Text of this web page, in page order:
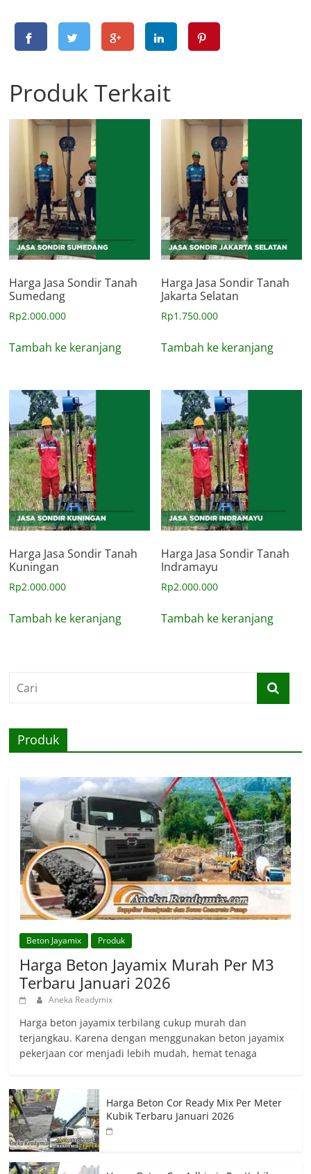
Produk Terkait
Harga Jasa Sondir Tanah
Sumedang
Rp2.000.000
Tambah ke keranjang
Harga Jasa Sondir Tanah
Jakarta Selatan
Rp1.750.000
Tambah ke keranjang
Harga Jasa Sondir Tanah
Kuningan
Rp2.000.000
Tambah ke keranjang
Harga Jasa Sondir Tanah
Indramayu
Rp2.000.000
Tambah ke keranjang
Produk
Beton Jayamix Produk
Harga Beton Jayamix Murah Per M3
Terbaru Januari 2026
Aneka Readymix
Harga beton jayamix terbilang cukup murah dan
terjangkau. Karena dengan menggunakan beton jayamix
pekerjaan cor menjadi lebih mudah, hemat tenaga
Harga Beton Cor Ready Mix Per Meter
Kubik Terbaru Januari 2026